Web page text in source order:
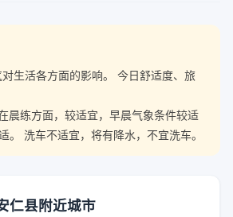
生活各方面的影响。 今日舒适度、旅
练方面，较适宜，早晨气象条件较适
洗车不适宜，将有降水，不宜洗车。
仁县附近城市